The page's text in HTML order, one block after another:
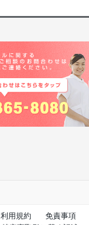
利用規約
免責事項